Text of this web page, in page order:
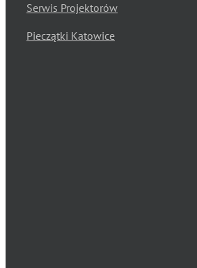
Serwis Projektorów
Pieczątki Katowice